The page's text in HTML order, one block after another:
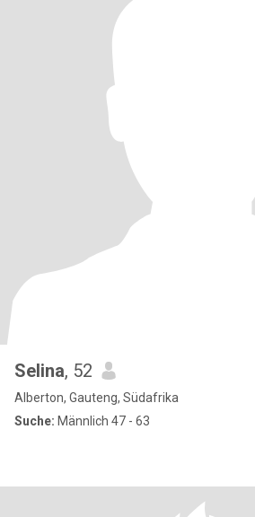
Selina, 52
Alberton, Gauteng, Südafrika
Suche: Männlich 47 - 63